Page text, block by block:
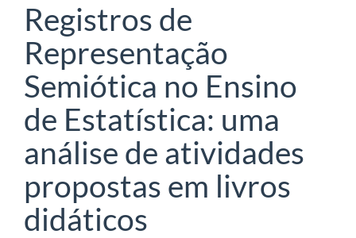
Registros de
Representação
Semiótica no Ensino
de Estatística: uma
análise de atividades
propostas em livros
didáticos